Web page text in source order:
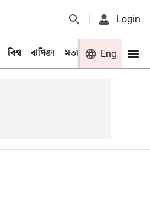
Login
বিশ্ব বাণিজ্য মতামত খেলা
Eng